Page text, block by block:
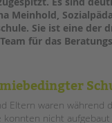
Meinhold,
Sie ist eine der
für das
Eltern waren
nicht